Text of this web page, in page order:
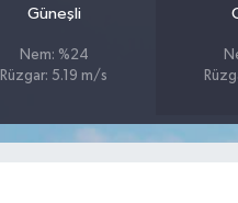
Güneşli
Nem: %24
Rüzgar: 5.19 m/s